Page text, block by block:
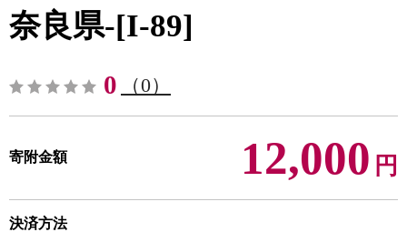
奈良県-[I-89]
0 （0）
寄附金額 12,000 円
決済方法